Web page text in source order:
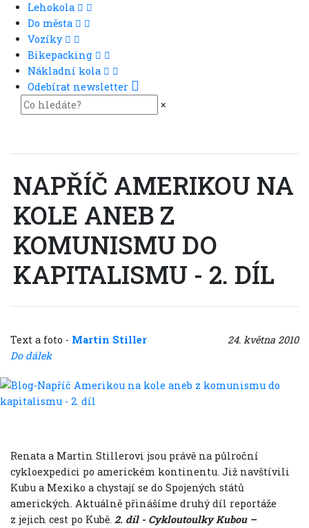
Lehokola
Do města
Vozíky
Bikepacking
Nákladní kola
Odebírat newsletter
×
NAPŘÍČ AMERIKOU NA
KOLE ANEB Z
KOMUNISMU DO
KAPITALISMU - 2. DÍL
Text a foto - Martin Stiller
24. května 2010
Do dálek
Renata a Martin Stillerovi jsou právě na půlroční
cykloexpedici po americkém kontinentu. Již navštívili
Kubu a Mexiko a chystají se do Spojených států
amerických. Aktuálně přinášíme druhý díl reportáže
z jejich cest po Kubě. 2. díl - Cykloutoulky Kubou –